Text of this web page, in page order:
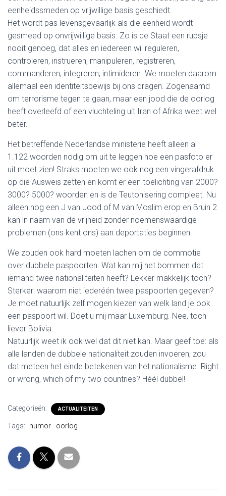
eenheidssmeden op vrijwillige basis geschiedt.
Het wordt pas levensgevaarlijk als die eenheid wordt
gesmeed op onvrijwillige basis. Zo is de Staat een rupsje
nooit genoeg, dat alles en iedereen wil reguleren,
controleren, instrueren, manipuleren, registreren,
commanderen, integreren, intimideren. We moeten daarom
allemaal een identiteitsbewijs bij ons dragen. Zogenaamd
om terrorisme tegen te gaan, maar een jood die de oorlog
heeft overleefd of een vluchteling uit Iran of Afrika weet wel
beter.
Het betreffende Nederlandse ministerie heeft alleen al
1.122 woorden nodig om uit te leggen hoe een pasfoto er
uit moet zien! Straks moeten we ook nog een vingerafdruk
op die Ausweis zetten en komt er een toelichting van 2000?
3000? 5000? woorden en is de Teutonisering compleet. Nu
alleen nog een J van Jood of M van Moslim erop en Bruin 2
kan in naam van de vrijheid zonder noemenswaardige
problemen (ons kent ons) aan deportaties beginnen.
We zouden ook hard moeten lachen om de commotie
over dubbele paspoorten. Wat kan mij het bommen dat
iemand twee nationaliteiten heeft? Lekker makkelijk toch?
Sterker: waarom niet iederéén twee paspoorten gegeven?
Je moet natuurlijk zelf mogen kiezen van welk land je ook
een paspoort wil. Doet u mij maar Luxemburg. Nee, toch
liever Bolivia.
Natuurlijk weet ik ook wel dat dit niet kan. Maar geef toe: als
alle landen de dubbele nationaliteit zouden invoeren, zou
dat meteen het einde betekenen van het nationalisme. Right
or wrong, which of my two countries? Héél dubbel!
Categorieën: ACTUALITEITEN
Tags: humor oorlog